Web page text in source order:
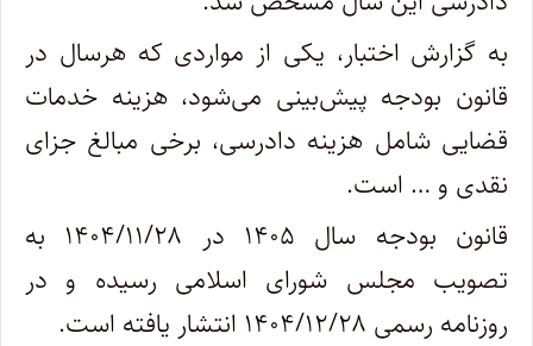
به گزارش اختبار، یکی از مواردی که هرسال در
قانون بودجه پیش‌بینی می‌شود، هزینه خدمات
قضایی شامل هزینه دادرسی، برخی مبالغ جزای
نقدی و … است.
قانون بودجه سال ۱۴۰۵ در ۱۴۰۴/۱۱/۲۸ به
تصویب مجلس شورای اسلامی رسیده و در
روزنامه رسمی ۱۴۰۴/۱۲/۲۸ انتشار یافته است.